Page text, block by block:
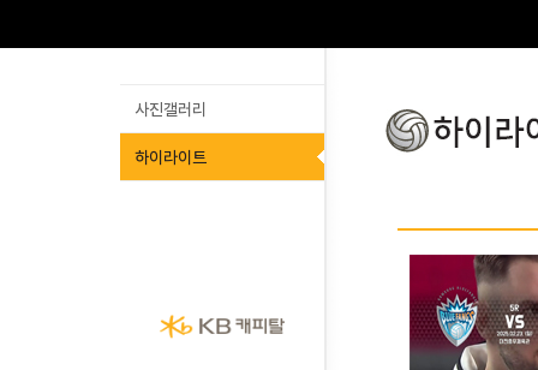
사진갤러리
하이라이트